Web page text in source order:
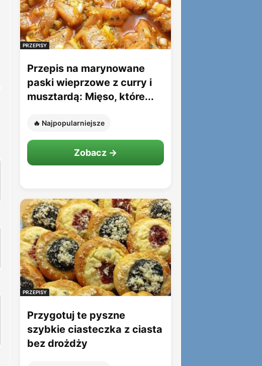
PRZEPISY
Przepis na marynowane
paski wieprzowe z curry i
musztardą: Mięso, które...
🔥 Najpopularniejsze
Zobacz →
PRZEPISY
Przygotuj te pyszne
szybkie ciasteczka z ciasta
bez drożdży